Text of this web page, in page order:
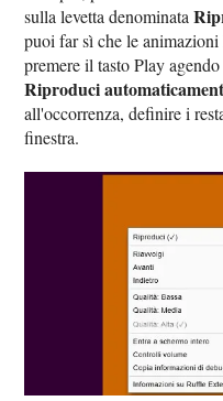
sulla levetta denominata
puoi far sì che le
premere il tasto Play
Riproduci
all'occorrenza, definire i
finestra.